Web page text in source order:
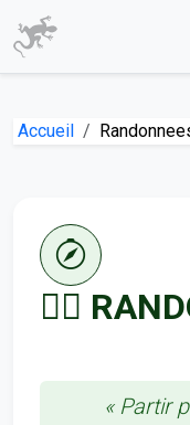
Accueil
🏃‍♀️
« Partir